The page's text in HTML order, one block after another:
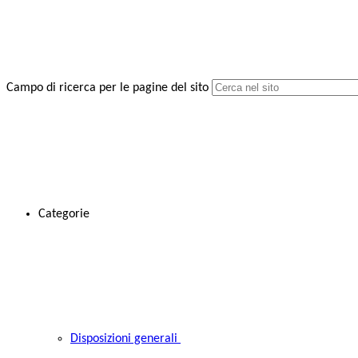
Campo di ricerca per le pagine del sito
Categorie
Disposizioni generali